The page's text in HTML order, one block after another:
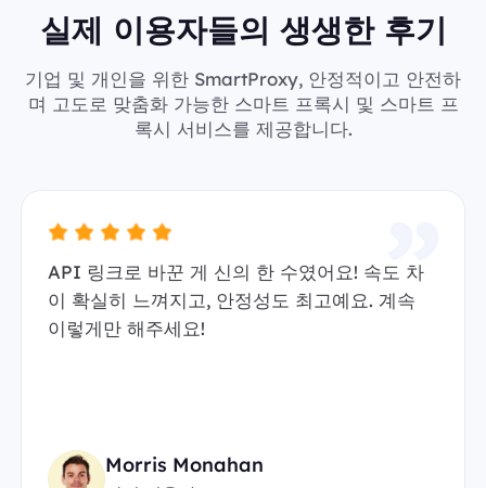
실제 이용자들의 생생한 후기
기업 및 개인을 위한 SmartProxy, 안정적이고 안전하
며 고도로 맞춤화 가능한 스마트 프록시 및 스마트 프
록시 서비스를 제공합니다.
API 링크로 바꾼 게 신의 한 수였어요! 속도 차
이 확실히 느껴지고, 안정성도 최고예요. 계속
이렇게만 해주세요!
Morris Monahan